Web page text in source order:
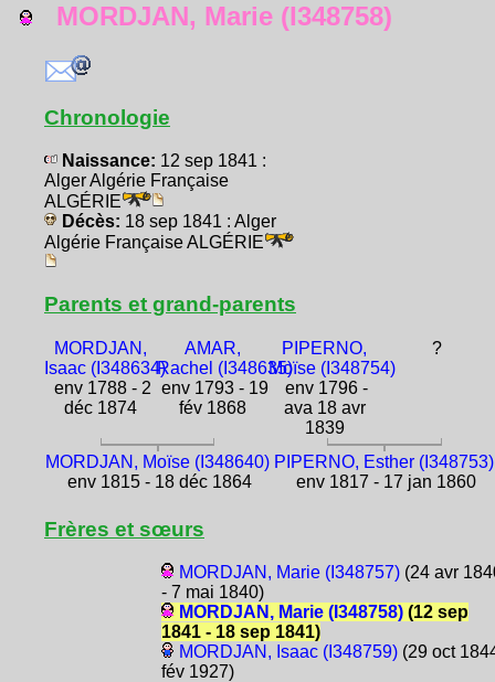
MORDJAN, Marie (I348758)
Chronologie
Naissance: 12 sep 1841 :
Alger Algérie Française
ALGÉRIE
Décès: 18 sep 1841 : Alger
Algérie Française ALGÉRIE
Parents et grand-parents
MORDJAN,
Isaac (I348634)
env 1788 - 2
déc 1874
AMAR,
Rachel (I348635)
env 1793 - 19
fév 1868
PIPERNO,
Moïse (I348754)
env 1796 -
ava 18 avr
1839
?
MORDJAN, Moïse (I348640)
env 1815 - 18 déc 1864
PIPERNO, Esther (I348753)
env 1817 - 17 jan 1860
Frères et sœurs
MORDJAN, Marie (I348757)(24 avr
- 7 mai 1840)
MORDJAN, Marie (I348758)(12 sep
1841 - 18 sep 1841)
MORDJAN, Isaac (I348759)(29 oct
fév 1927)